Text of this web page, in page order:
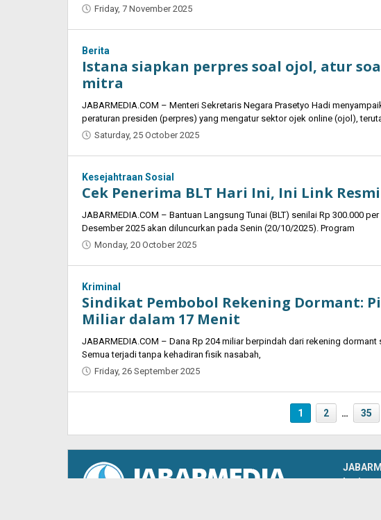
Friday, 7 November 2025
Berita
Istana siapkan perpres soal ojol, atur
mitra
JABARMEDIA.COM – Menteri Sekretaris Negara Prasetyo Hadi
peraturan presiden (perpres) yang mengatur sektor ojek online (ojol),
Saturday, 25 October 2025
Kesejahtraan Sosial
Cek Penerima BLT Hari Ini, Ini Link
JABARMEDIA.COM – Bantuan Langsung Tunai (BLT) senilai Rp 300.000
Desember 2025 akan diluncurkan pada Senin (20/10/2025). Program
Monday, 20 October 2025
Kriminal
Sindikat Pembobol Rekening Dormant:
Miliar dalam 17 Menit
JABARMEDIA.COM – Dana Rp 204 miliar berpindah dari rekening
Semua terjadi tanpa kehadiran fisik nasabah,
Friday, 26 September 2025
1 2 … 35
berita